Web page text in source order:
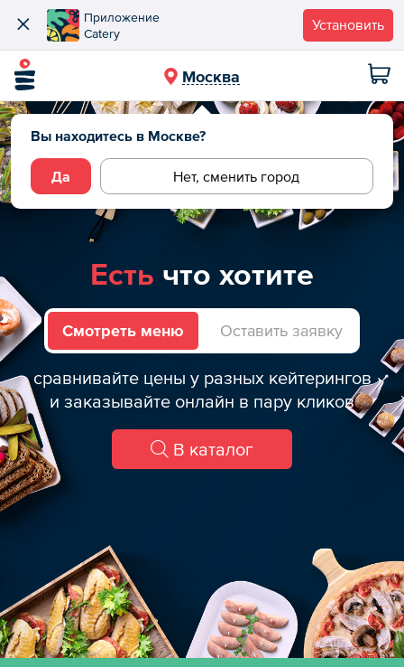
Приложение
Catery
Установить
Москва
Вы находитесь в Москве?
Да Нет, сменить город
Есть что хотите
Смотреть меню Оставить заявку
сравнивайте цены у разных кейтерингов
и заказывайте онлайн в пару кликов
В каталог